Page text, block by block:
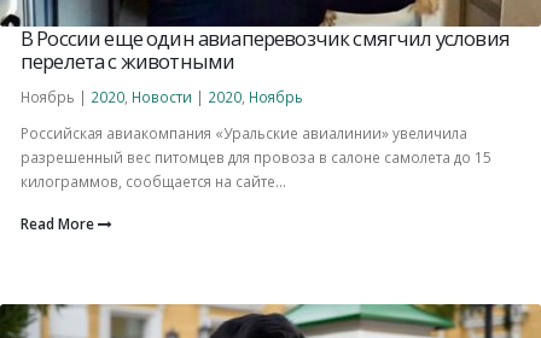
В России еще один авиаперевозчик смягчил условия
перелета с животными
Ноябрь | 2020 Новости | 2020 Ноябрь
Российская авиакомпания «Уральские авиалинии» увеличила
разрешенный вес питомцев для провоза в салоне самолета до 15
килограммов, сообщается на сайте...
Read More